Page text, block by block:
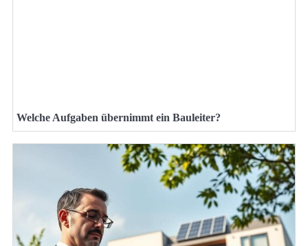
Welche Aufgaben übernimmt ein Bauleiter?